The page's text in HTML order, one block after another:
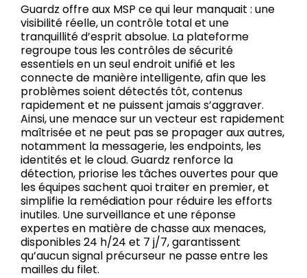
Guardz offre aux MSP ce qui leur manquait : une
visibilité réelle, un contrôle total et une
tranquillité d’esprit absolue. La plateforme
regroupe tous les contrôles de sécurité
essentiels en un seul endroit unifié et les
connecte de manière intelligente, afin que les
problèmes soient détectés tôt, contenus
rapidement et ne puissent jamais s’aggraver.
Ainsi, une menace sur un vecteur est rapidement
maîtrisée et ne peut pas se propager aux autres,
notamment la messagerie, les endpoints, les
identités et le cloud. Guardz renforce la
détection, priorise les tâches ouvertes pour que
les équipes sachent quoi traiter en premier, et
simplifie la remédiation pour réduire les efforts
inutiles. Une surveillance et une réponse
expertes en matière de chasse aux menaces,
disponibles 24 h/24 et 7 j/7, garantissent
qu’aucun signal précurseur ne passe entre les
mailles du filet.